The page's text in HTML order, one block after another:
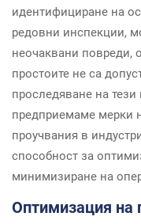
идентифициране на
редовни инспекции,
неочаквани повреди,
простоите не са
проследяване на
предприемаме мерки
проучвания в
способност за
минимизиране на
Оптимизация на